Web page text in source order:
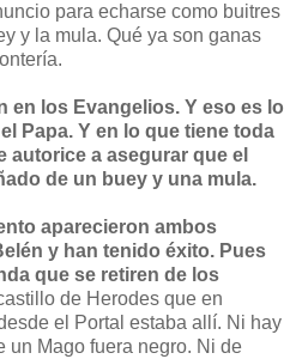
para echarse como buitres
y la mula. Qué ya son ganas
en los Evangelios. Y eso es lo
Papa. Y en lo que tiene toda
autorice a asegurar que el
de un buey y una mula.
aparecieron ambos
y han tenido éxito. Pues
que se retiren de los
de Herodes que en
el Portal estaba allí. Ni hay
un Mago fuera negro. Ni de